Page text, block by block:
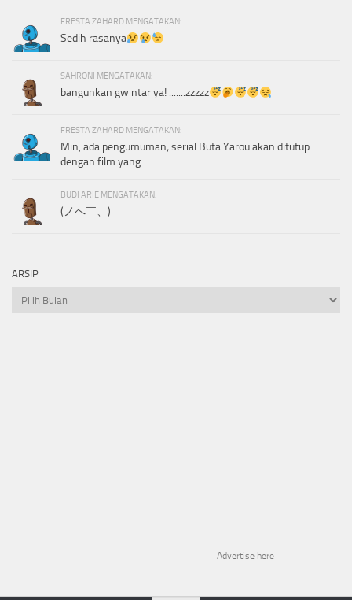
FRESTA ZAHARD MENGATAKAN:
Sedih rasanya
SAHRONI MENGATAKAN:
bangunkan gw ntar ya! .......zzzzz
FRESTA ZAHARD MENGATAKAN:
Min, ada pengumuman; serial Buta Yarou akan ditutup
dengan film yang...
BUDI ARIE MENGATAKAN:
(ノへ￣、)
ARSIP
Arsip
Advertise here